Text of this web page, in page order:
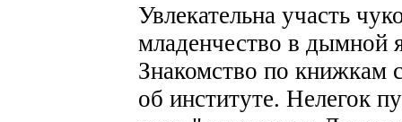
Увлекательна участь
младенчество в дымной
Знакомство по книжкам
об институте. Нелегок